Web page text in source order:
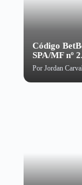
Código
SPA/MF nº
Por Jordan